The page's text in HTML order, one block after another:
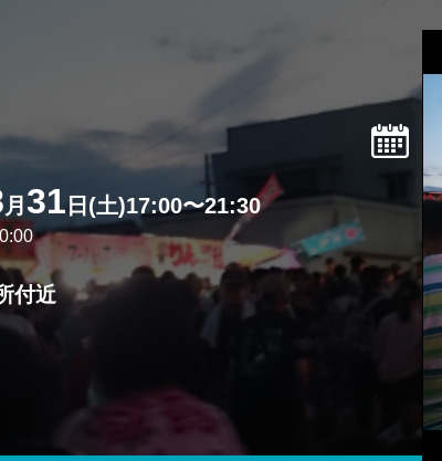
月31 日(土)17:00〜21:30
付近